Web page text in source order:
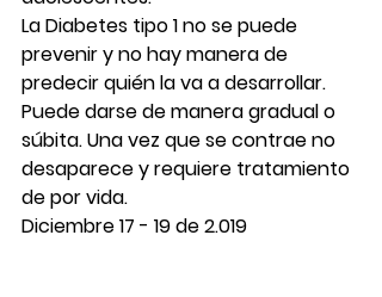
La Diabetes tipo 1 no se puede
prevenir y no hay manera de
predecir quién la va a desarrollar.
Puede darse de manera gradual o
súbita. Una vez que se contrae no
desaparece y requiere tratamiento
de por vida.
Diciembre 17 - 19 de 2.019